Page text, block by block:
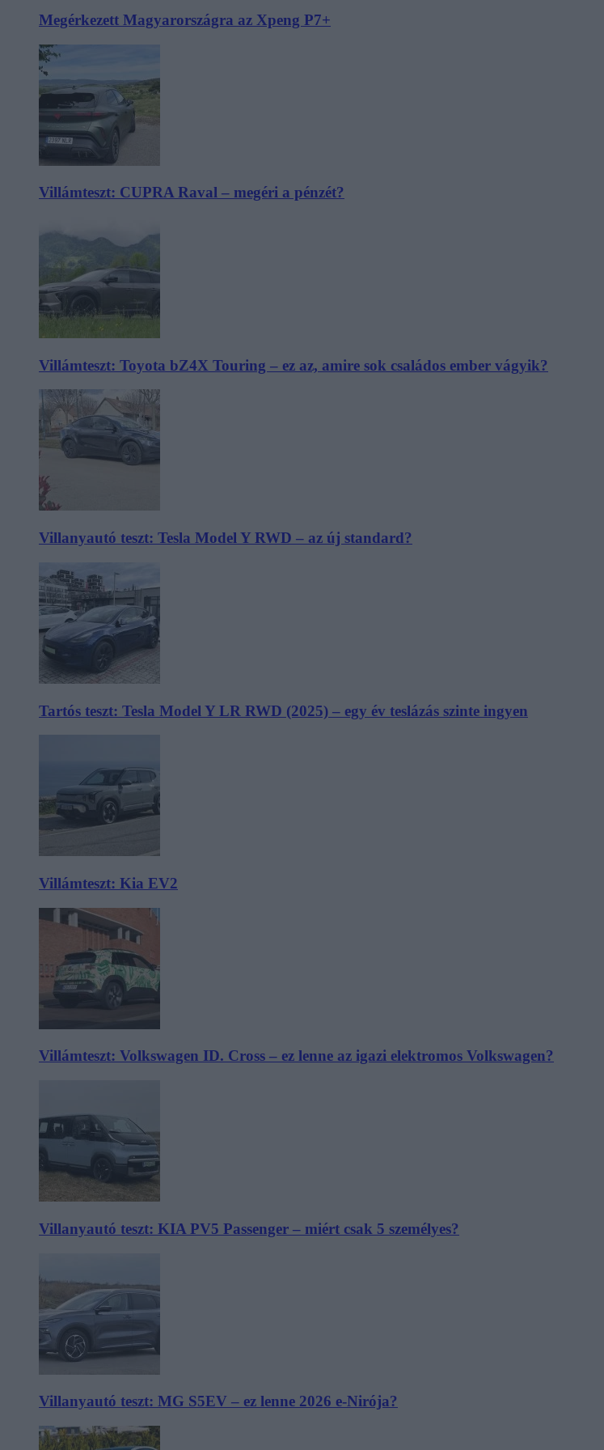
Megérkezett Magyarországra az Xpeng P7+
Villámteszt: CUPRA Raval – megéri a pénzét?
Villámteszt: Toyota bZ4X Touring – ez az, amire sok családos ember vágyik?
Villanyautó teszt: Tesla Model Y RWD – az új standard?
Tartós teszt: Tesla Model Y LR RWD (2025) – egy év teslázás szinte ingyen
Villámteszt: Kia EV2
Villámteszt: Volkswagen ID. Cross – ez lenne az igazi elektromos Volkswagen?
Villanyautó teszt: KIA PV5 Passenger – miért csak 5 személyes?
Villanyautó teszt: MG S5EV – ez lenne 2026 e-Nirója?